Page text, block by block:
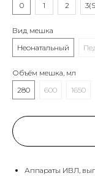
0
1 2
Вид мешка
Неонатальный
Объём мешка, мл
280
600 1650
Аппараты ИВЛ,